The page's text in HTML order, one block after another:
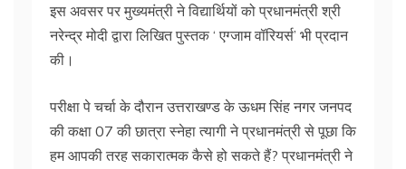
इस अवसर पर मुख्यमंत्री ने विद्यार्थियों को प्रधानमंत्री श्री
नरेन्द्र मोदी द्वारा लिखित पुस्तक ‘ एग्जाम वॉरियर्स’ भी प्रदान
की।
परीक्षा पे चर्चा के दौरान उत्तराखण्ड के ऊधम सिंह नगर जनपद
की कक्षा 07 की छात्रा स्नेहा त्यागी ने प्रधानमंत्री से पूछा कि
हम आपकी तरह सकारात्मक कैसे हो सकते हैं? प्रधानमंत्री ने